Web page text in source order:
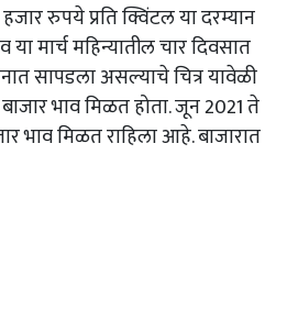
रुपये प्रति क्विंटल या दरम्यान
मार्च महिन्यातील चार दिवसात
सापडला असल्याचे चित्र यावेळी
भाव मिळत होता. जून 2021 ते
भाव मिळत राहिला आहे. बाजारात